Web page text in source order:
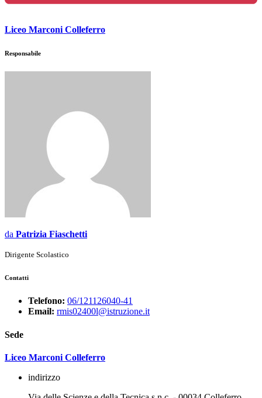
Liceo Marconi Colleferro
Responsabile
da Patrizia Fiaschetti
Dirigente Scolastico
Contatti
Telefono: 06/121126040-41
Email: rmis02400l@istruzione.it
Sede
Liceo Marconi Colleferro
indirizzo